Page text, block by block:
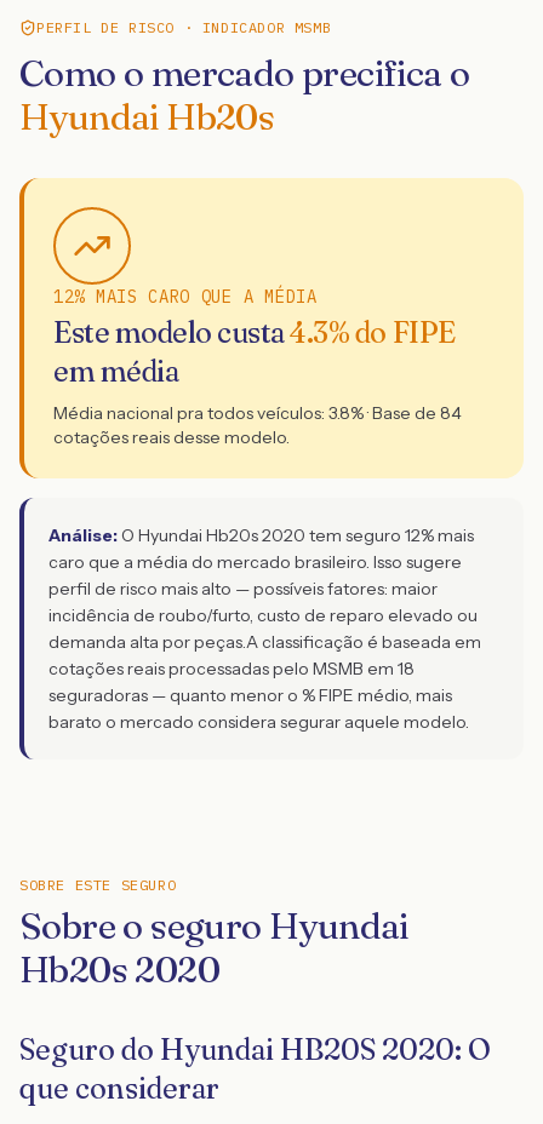
PERFIL DE RISCO · INDICADOR MSMB
Como o mercado precifica o
Hyundai Hb20s
12% MAIS CARO QUE A MÉDIA
Este modelo custa4.3% do FIPE
em média
Média nacional pra todos veículos: 3.8% · Base de 84
cotações reais desse modelo.
Análise: O Hyundai Hb20s 2020 tem seguro 12% mais
caro que a média do mercado brasileiro. Isso sugere
perfil de risco mais alto — possíveis fatores: maior
incidência de roubo/furto, custo de reparo elevado ou
demanda alta por peças.A classificação é baseada em
cotações reais processadas pelo MSMB em 18
seguradoras — quanto menor o % FIPE médio, mais
barato o mercado considera segurar aquele modelo.
SOBRE ESTE SEGURO
Sobre o seguro Hyundai
Hb20s 2020
Seguro do Hyundai HB20S 2020: O
que considerar